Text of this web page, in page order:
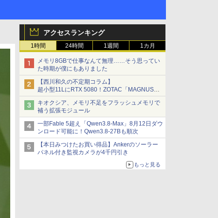
アクセスランキング
1時間 24時間 1週間 1カ月
メモリ8GBで仕事なんて無理……そう思ってい
た時期が僕にもありました
【西川和久の不定期コラム】
超小型11LにRTX 5080！ZOTAC「MAGNUS
ONE」最上位機の実力を探る
キオクシア、メモリ不足をフラッシュメモリで
補う拡張モジュール
一部Fable 5超え「Qwen3.8-Max」8月12日ダウ
ンロード可能に！Qwen3.8-27Bも順次
【本日みつけたお買い得品】Ankerのソーラー
パネル付き監視カメラが4千円引き
もっと見る